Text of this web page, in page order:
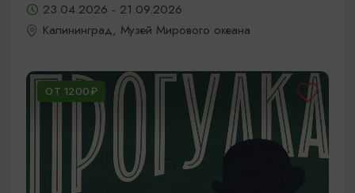
23.04.2026 - 21.09.2026
Калининград, Музей Мирового океана
ОТ 1200₽